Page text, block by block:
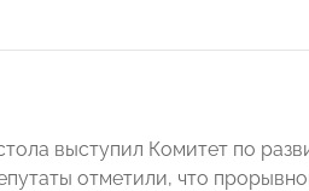
выступил Комитет по
отметили, что